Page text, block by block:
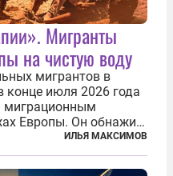
Мигранты
на чистую воду
мигрантов в
конце июля 2026 года
миграционным
Европы. Он обнажил
Евросоюза,
политика ЕС
ИЛЬЯ МАКСИМОВ